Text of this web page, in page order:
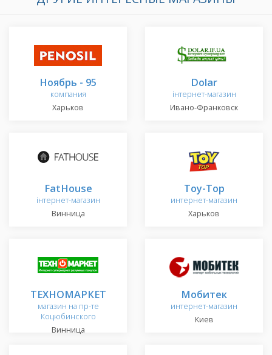
Ноябрь - 95
компания
Харьков
Dolar
інтернет-магазин
Ивано-Франковск
FatHouse
інтернет-магазин
Винница
Toy-Top
интернет-магазин
Харьков
ТЕХНОМАРКЕТ
магазин на пр-те
Коцюбинского
Винница
Мобитек
интернет-магазин
Киев